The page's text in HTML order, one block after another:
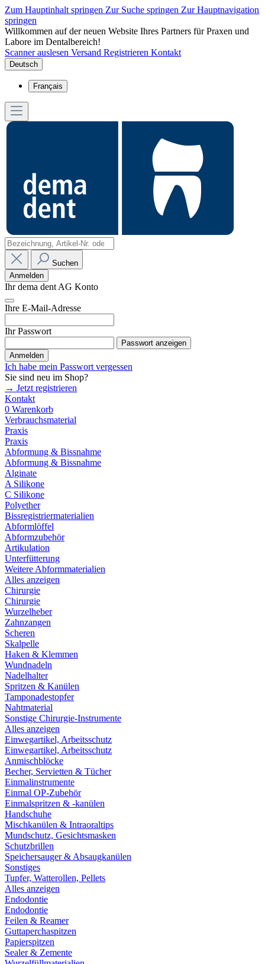
Zum Hauptinhalt springen Zur Suche springen Zur Hauptnavigation
springen
Willkommen auf der neuen Website Ihres Partners für Praxen und
Labore im Dentalbereich!
Scanner auslesen Versand Registrieren Kontakt
Deutsch
Français
Suchen
Anmelden
Ihr dema dent AG Konto
Ihre E-Mail-Adresse
Ihr Passwort
Passwort anzeigen
Anmelden
Ich habe mein Passwort vergessen
Sie sind neu im Shop?
→ Jetzt registrieren
Kontakt
0 Warenkorb
Verbrauchsmaterial
Praxis
Praxis
Abformung & Bissnahme
Abformung & Bissnahme
Alginate
A Silikone
C Silikone
Polyether
Bissregistriermaterialien
Abformlöffel
Abformzubehör
Artikulation
Unterfütterung
Weitere Abformmaterialien
Alles anzeigen
Chirurgie
Chirurgie
Wurzelheber
Zahnzangen
Scheren
Skalpelle
Haken & Klemmen
Wundnadeln
Nadelhalter
Spritzen & Kanülen
Tamponadestopfer
Nahtmaterial
Sonstige Chirurgie-Instrumente
Alles anzeigen
Einwegartikel, Arbeitsschutz
Einwegartikel, Arbeitsschutz
Anmischblöcke
Becher, Servietten & Tücher
Einmalinstrumente
Einmal OP-Zubehör
Einmalspritzen & -kanülen
Handschuhe
Mischkanülen & Intraoraltips
Mundschutz, Gesichtsmasken
Schutzbrillen
Speichersauger & Absaugkanülen
Sonstiges
Tupfer, Watterollen, Pellets
Alles anzeigen
Endodontie
Endodontie
Feilen & Reamer
Guttaperchaspitzen
Papierspitzen
Sealer & Zemente